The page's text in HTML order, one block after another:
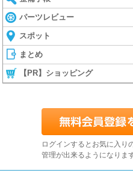
パーツレビュー
スポット
まとめ
【PR】ショッピング
ログインするとお気に入り
管理が出来るようになりま